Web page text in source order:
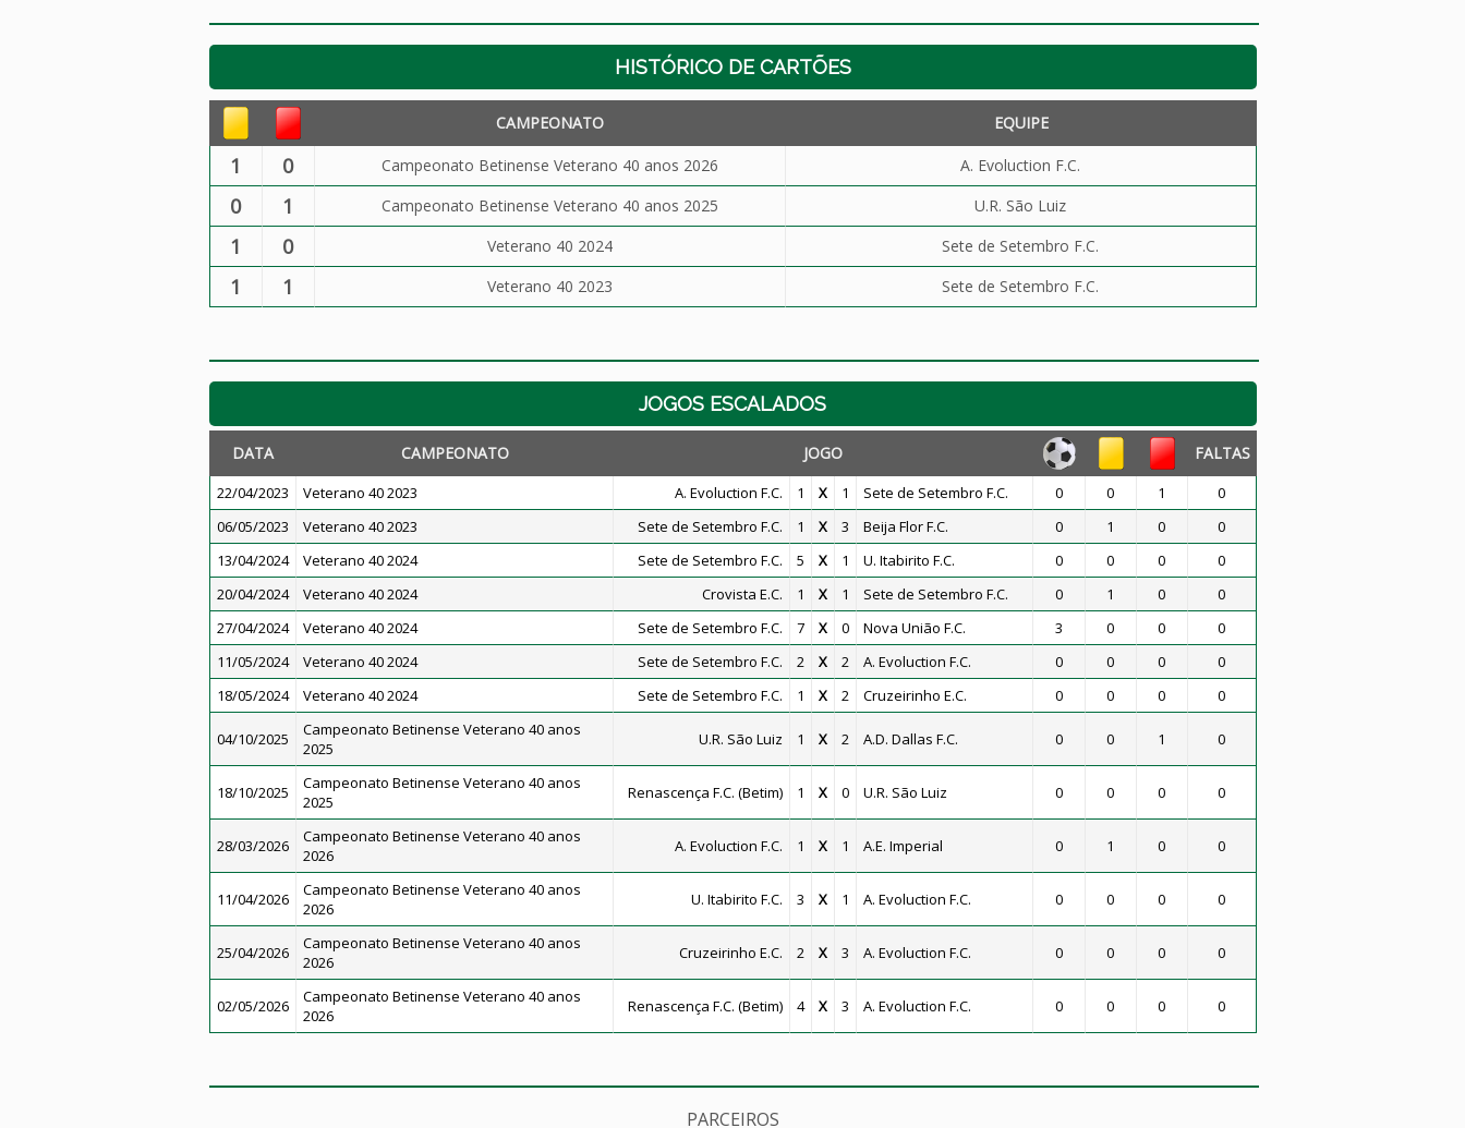
HISTÓRICO DE CARTÕES
CAMPEONATO EQUIPE
1 0 Campeonato Betinense Veterano 40 anos 2026 A. Evoluction F.C.
0 1 Campeonato Betinense Veterano 40 anos 2025 U.R. São Luiz
1 0 Veterano 40 2024 Sete de Setembro F.C.
1 1 Veterano 40 2023 Sete de Setembro F.C.
JOGOS ESCALADOS
DATA CAMPEONATO JOGO FALTAS
22/04/2023 Veterano 40 2023 A. Evoluction F.C. 1 X 1 Sete de Setembro F.C. 0 0 1
0
06/05/2023
Veterano 40 2023 Sete de Setembro F.C. 1 X 3 Beija Flor F.C. 0 1 0
0
13/04/2024
Veterano 40 2024 Sete de Setembro F.C. 5 X 1 U. Itabirito F.C. 0 0 0
0
20/04/2024
Veterano 40 2024 Crovista E.C. 1 X 1 Sete de Setembro F.C. 0 1 0
0
27/04/2024
Veterano 40 2024 Sete de Setembro F.C. 7 X 0 Nova União F.C. 3 0 0
0
11/05/2024
Veterano 40 2024 Sete de Setembro F.C. 2 X 2 A. Evoluction F.C. 0 0 0
0
18/05/2024
Veterano 40 2024 Sete de Setembro F.C. 1 X 2 Cruzeirinho E.C. 0 0 0 0
04/10/2025
Campeonato Betinense Veterano 40 anos
2025
U.R. São Luiz 1 X 2 A.D. Dallas F.C. 0 0 1 0
18/10/2025
Campeonato Betinense Veterano 40 anos
2025
Renascença F.C. (Betim) 1 X 0 U.R. São Luiz 0 0 0 0
28/03/2026
Campeonato Betinense Veterano 40 anos
2026
A. Evoluction F.C. 1 X 1 A.E. Imperial 0 1 0 0
11/04/2026
Campeonato Betinense Veterano 40 anos
2026
U. Itabirito F.C. 3 X 1 A. Evoluction F.C. 0 0 0 0
25/04/2026
Campeonato Betinense Veterano 40 anos
2026
Cruzeirinho E.C. 2 X 3 A. Evoluction F.C. 0 0 0 0
02/05/2026
Campeonato Betinense Veterano 40 anos
2026
Renascença F.C. (Betim) 4 X 3 A. Evoluction F.C. 0 0 0 0
PARCEIROS